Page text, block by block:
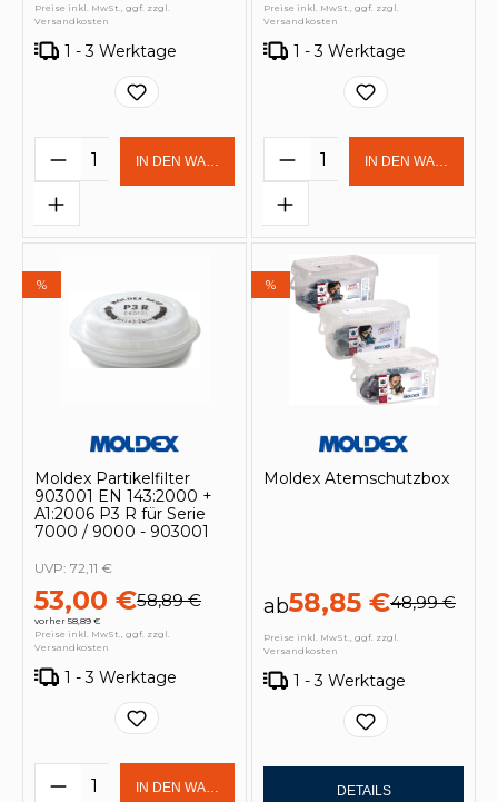
Preise inkl. MwSt., ggf. zzgl.
Versandkosten
1 - 3 Werktage
Produkt Anzahl: Gib den
IN DEN WARENKORB
Preise inkl. MwSt., ggf. zzgl.
Versandkosten
1 - 3 Werktage
Produkt Anzahl:
IN DEN
%
Moldex Partikelfilter
903001 EN 143:2000 +
A1:2006 P3 R für Serie
7000 / 9000 - 903001
53,00 €58,89 €
vorher 58,89 €
UVP: 72,11 €
Preise inkl. MwSt., ggf. zzgl.
Versandkosten
1 - 3 Werktage
Produkt Anzahl: Gib den
IN DEN WARENKORB
%
Moldex Atemschutzbox
ab58,85 €48,99 €
Preise inkl. MwSt., ggf. zzgl.
Versandkosten
1 - 3 Werktage
DETAILS